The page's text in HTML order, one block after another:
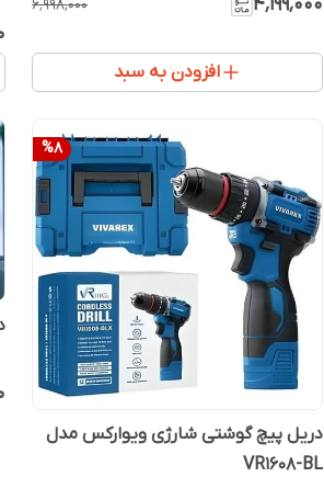
۶٬۹۹۸٬۰۰۰
افزودن به سبد
%8
دریل پیچ گوشتی شارژی ویوارکس مدل
VR1608-BL